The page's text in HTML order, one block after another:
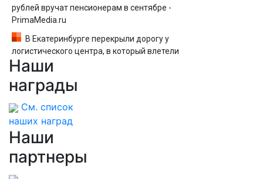
рублей вручат пенсионерам в сентябре -
PrimaMedia.ru
В Екатеринбурге перекрыли дорогу у
логистического центра, в который влетели
БПЛА
Наши
награды
См. список
наших наград
Наши
партнеры